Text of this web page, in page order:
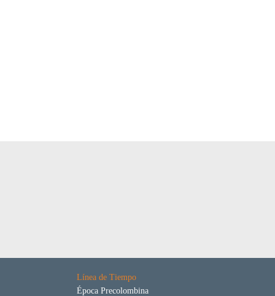
Línea de Tiempo
Época Precolombina